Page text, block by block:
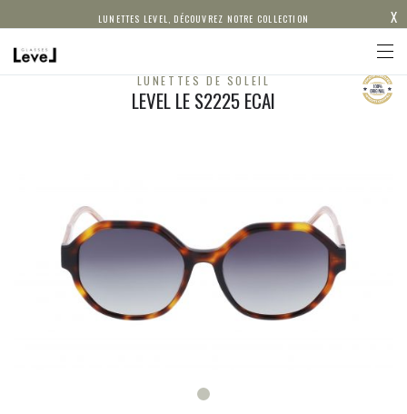
LUNETTES LEVEL, DÉCOUVREZ NOTRE COLLECTION X
LUNETTES DE SOLEIL
LEVEL LE S2225 ECAI